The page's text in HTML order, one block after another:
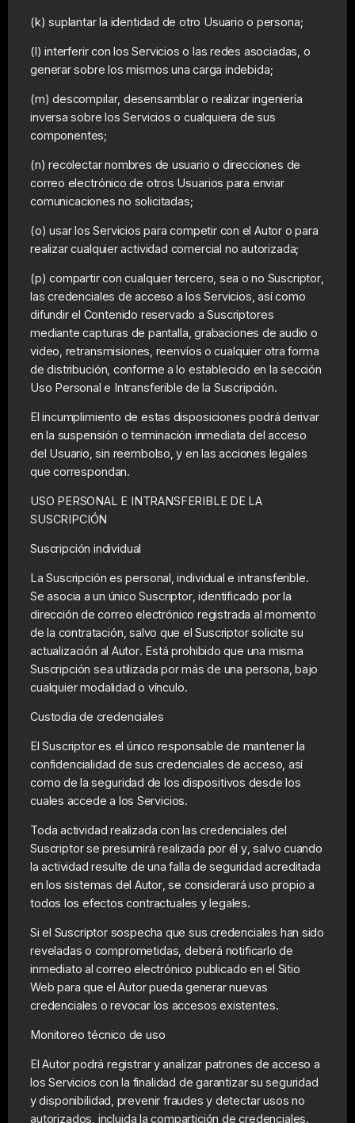
(k) suplantar la identidad de otro Usuario o persona;
(l) interferir con los Servicios o las redes asociadas, o
generar sobre los mismos una carga indebida;
(m) descompilar, desensamblar o realizar ingeniería
inversa sobre los Servicios o cualquiera de sus
componentes;
(n) recolectar nombres de usuario o direcciones de
correo electrónico de otros Usuarios para enviar
comunicaciones no solicitadas;
(o) usar los Servicios para competir con el Autor o para
realizar cualquier actividad comercial no autorizada;
(p) compartir con cualquier tercero, sea o no Suscriptor,
las credenciales de acceso a los Servicios, así como
difundir el Contenido reservado a Suscriptores
mediante capturas de pantalla, grabaciones de audio o
video, retransmisiones, reenvíos o cualquier otra forma
de distribución, conforme a lo establecido en la sección
Uso Personal e Intransferible de la Suscripción.
El incumplimiento de estas disposiciones podrá derivar
en la suspensión o terminación inmediata del acceso
del Usuario, sin reembolso, y en las acciones legales
que correspondan.
USO PERSONAL E INTRANSFERIBLE DE LA
SUSCRIPCIÓN
Suscripción individual
La Suscripción es personal, individual e intransferible.
Se asocia a un único Suscriptor, identificado por la
dirección de correo electrónico registrada al momento
de la contratación, salvo que el Suscriptor solicite su
actualización al Autor. Está prohibido que una misma
Suscripción sea utilizada por más de una persona, bajo
cualquier modalidad o vínculo.
Custodia de credenciales
El Suscriptor es el único responsable de mantener la
confidencialidad de sus credenciales de acceso, así
como de la seguridad de los dispositivos desde los
cuales accede a los Servicios.
Toda actividad realizada con las credenciales del
Suscriptor se presumirá realizada por él y, salvo cuando
la actividad resulte de una falla de seguridad acreditada
en los sistemas del Autor, se considerará uso propio a
todos los efectos contractuales y legales.
Si el Suscriptor sospecha que sus credenciales han sido
reveladas o comprometidas, deberá notificarlo de
inmediato al correo electrónico publicado en el Sitio
Web para que el Autor pueda generar nuevas
credenciales o revocar los accesos existentes.
Monitoreo técnico de uso
El Autor podrá registrar y analizar patrones de acceso a
los Servicios con la finalidad de garantizar su seguridad
y disponibilidad, prevenir fraudes y detectar usos no
autorizados, incluida la compartición de credenciales.